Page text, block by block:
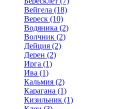
Вейгела (18)
Вереск (10)
Водяника (2)
Волчник (2)
Дейция (2)
Дерен (2)
Ирга (1)
Ива (1)
Кальмия (2)
Карагана (1)
Кизильник (1)